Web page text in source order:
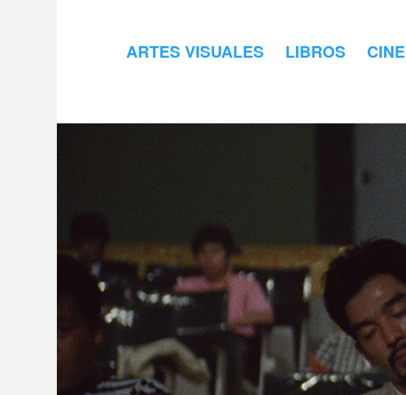
ARTES VISUALES LIBROS CINE